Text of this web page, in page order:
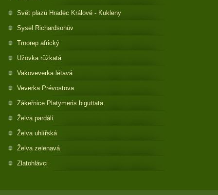
Svět plazů Hradec Králové - Kukleny
Sysel Richardsonův
Trnorep africký
Užovka růžkatá
Vakoveverka létavá
Veverka Prévostova
Zákeřnice Platymeris biguttata
Želva pardálí
Želva uhlířská
Želva zelenavá
Zlatohlávci